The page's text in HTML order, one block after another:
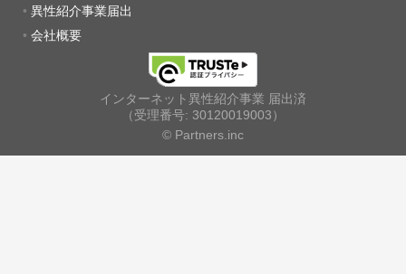
異性紹介事業届出
会社概要
インターネット異性紹介事業 届出済
（受理番号: 30120019003）
© Partners.inc